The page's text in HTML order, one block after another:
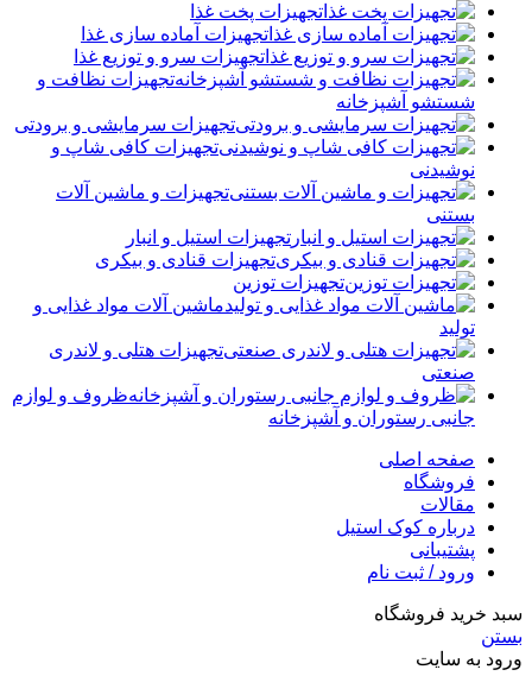
تجهیزات پخت غذا
تجهیزات آماده سازی غذا
تجهیزات سرو و توزیع غذا
تجهیزات نظافت و
شستشو آشپزخانه
تجهیزات سرمایشی و برودتی
تجهیزات کافی شاپ و
نوشیدنی
تجهیزات و ماشین آلات
بستنی
تجهیزات استیل و انبار
تجهیزات قنادی و بیکری
تجهیزات توزین
ماشین آلات مواد غذایی و
تولید
تجهیزات هتلی و لاندری
صنعتی
ظروف و لوازم
جانبی رستوران و آشپزخانه
صفحه اصلی
فروشگاه
مقالات
درباره کوک استیل
پشتیبانی
ورود / ثبت نام
سبد خرید فروشگاه
بستن
ورود به سایت